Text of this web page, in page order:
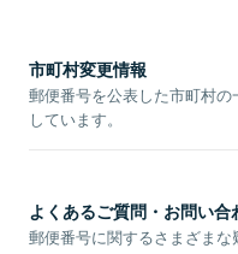
市町村変更情報
郵便番号を公表した市町村
しています。
よくあるご質問・お問い合
郵便番号に関するさまざまな